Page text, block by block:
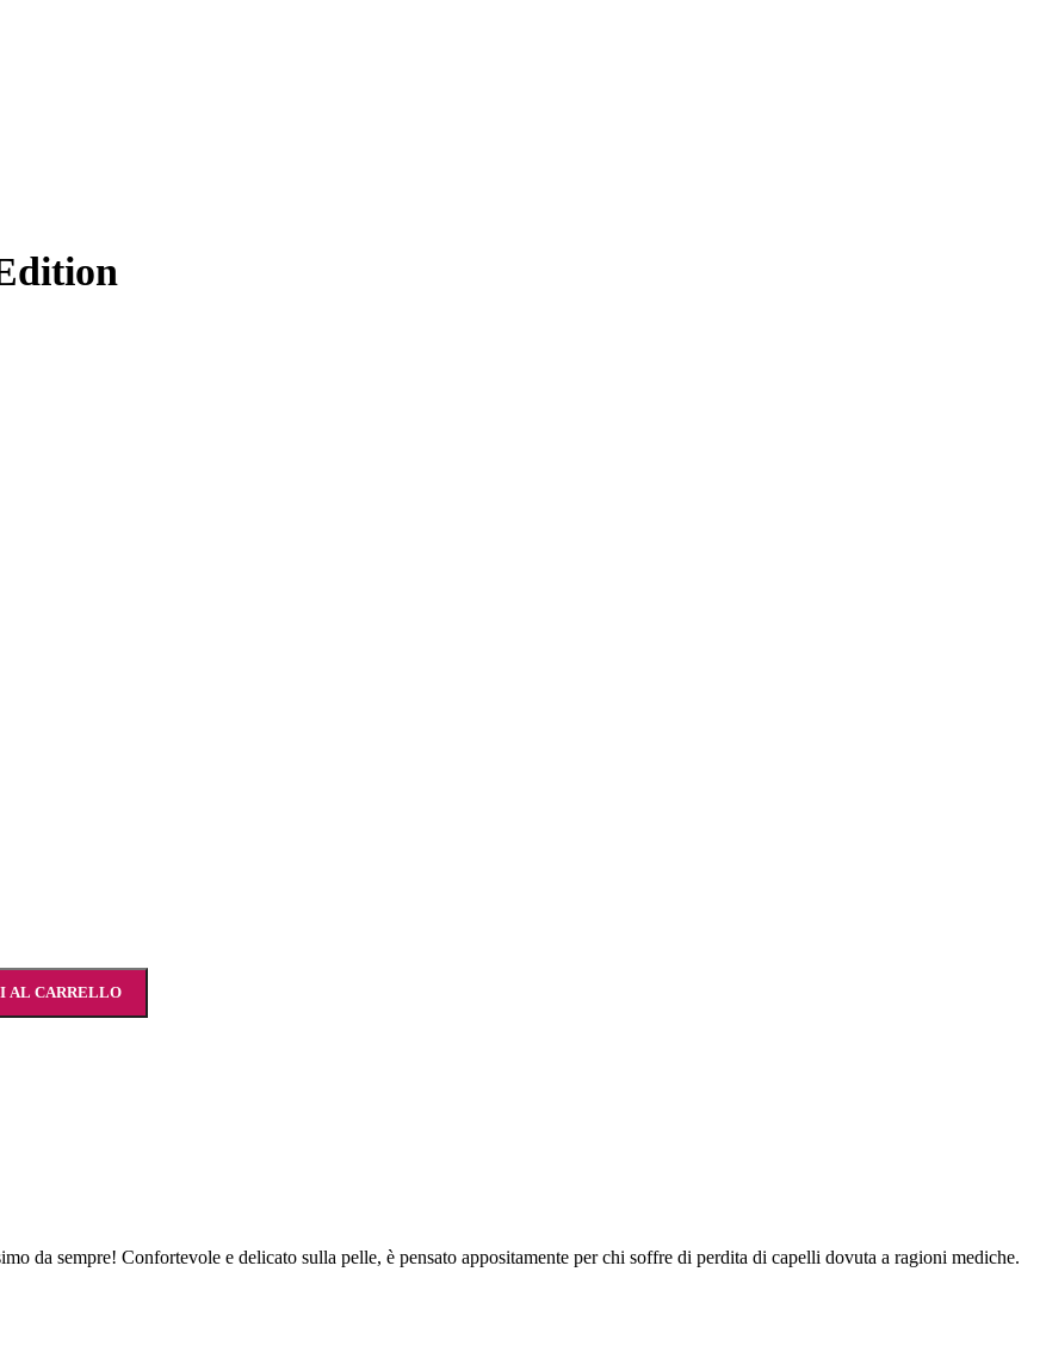
AL CARRELLO
da sempre! Confortevole e delicato sulla pelle, è pensato appositamente per chi soffre di perdita di capelli dovuta a ragioni mediche.